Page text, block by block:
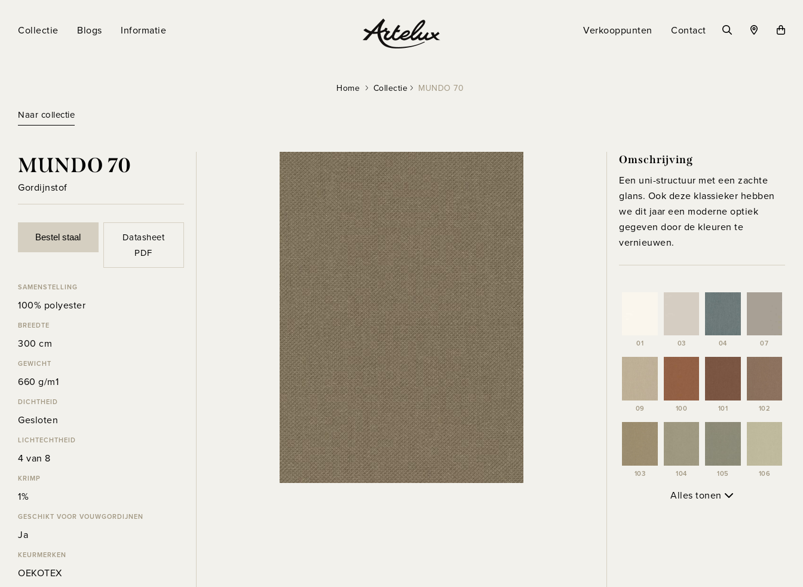
Collectie Blogs Informatie Verkooppunten Contact
Home Collectie MUNDO 70
Naar collectie
MUNDO 70
Gordijnstof
Bestel staal
Datasheet
PDF
SAMENSTELLING
100% polyester
BREEDTE
300 cm
GEWICHT
660 g/m1
DICHTHEID
Gesloten
LICHTECHTHEID
4 van 8
KRIMP
1%
GESCHIKT VOOR VOUWGORDIJNEN
Ja
KEURMERKEN
OEKOTEX
Omschrijving
Een uni-structuur met een zachte
glans. Ook deze klassieker hebben
we dit jaar een moderne optiek
gegeven door de kleuren te
vernieuwen.
01 03 04 07
09 100 101 102
103 104 105 106
Alles tonen